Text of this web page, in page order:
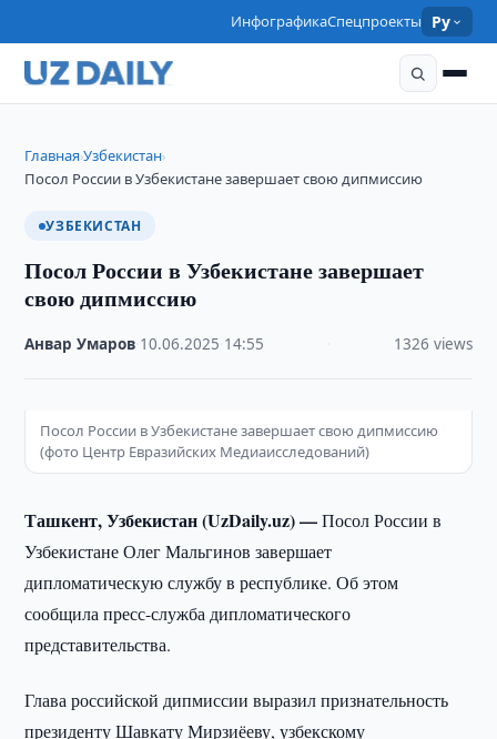
ИнфографикаСпецпроекты Ру
Главная›Узбекистан›
Посол России в Узбекистане завершает свою дипмиссию
УЗБЕКИСТАН
Посол России в Узбекистане завершает
свою дипмиссию
Анвар Умаров 10.06.2025 14:55 1326 views
Посол России в Узбекистане завершает свою дипмиссию
(фото Центр Евразийских Медиаисследований)
Ташкент, Узбекистан (UzDaily.uz) —Посол России в
Узбекистане Олег Мальгинов завершает
дипломатическую службу в республике. Об этом
сообщила пресс-служба дипломатического
представительства.
Глава российской дипмиссии выразил признательность
президенту Шавкату Мирзиёеву, узбекскому